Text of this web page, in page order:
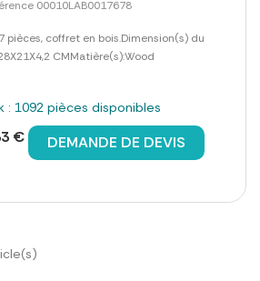
00010LAB0017678
pièces, coffret en bois.Dimension(s) du
CMMatière(s):Wood
: 1092 pièces disponibles
€ DEMANDE DE DEVIS